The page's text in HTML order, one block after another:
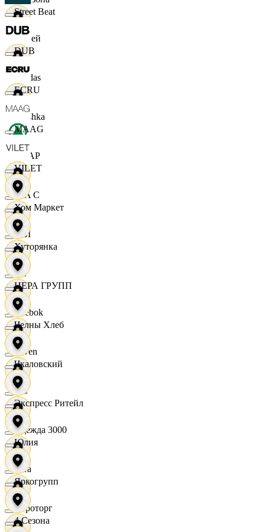
7 дней
Adidas
Bershka
СПАР
M A C
OBI
RE
Reebok
Seven
XC
Одежда 3000
Zara
Агроторг
Street Beat
DUB
ECRU
MAAG
VILET
Хом Маркет
Хуторянка
ЦЕРА ГРУПП
Челны Хлеб
Чкаловский
Экспресс Ритейл
Юлия
Яркогрупп
4 Сезона